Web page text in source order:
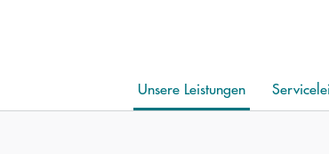
Unsere Leistungen